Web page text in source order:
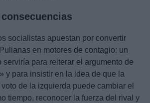
socialistas apuestan por convertir
en motores de contagio: un
serviría para reiterar el argumento de
» y para insistir en la idea de que la
de la izquierda puede cambiar el
tiempo, reconocer la fuerza del rival y